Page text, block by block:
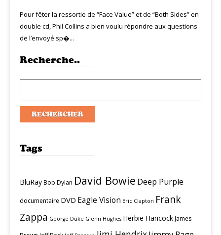
Pour fêter la ressortie de “Face Value” et de “Both Sides” en
double cd, Phil Collins a bien voulu répondre aux questions
de l’envoyé sp�...
Recherche..
Tags
BluRayBob Dylan David Bowie Deep Purple
documentaire DVD Eagle Vision Eric Clapton Frank
Zappa George Duke Glenn Hughes Herbie HancockJames